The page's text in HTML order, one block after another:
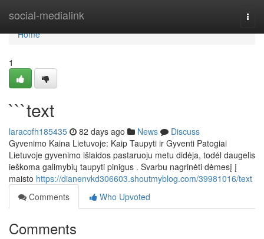
social-medialink
Home
Home
1
```text
laracofh185435 82 days ago News
Discuss
Gyvenimo Kaina Lietuvoje: Kaip Taupyti ir Gyventi Patogiai
Lietuvoje gyvenimo išlaidos pastaruoju metu didėja, todėl daugelis
ieškoma galimybių taupyti pinigus . Svarbu nagrinėti dėmesį į
maisto https://dianenvkd306603.shoutmyblog.com/39981016/text
Comments
Who Upvoted
Comments